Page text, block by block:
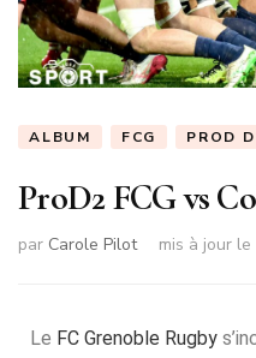
ALBUM FCG PROD
ProD2 FCG vs
par Carole Pilot mis à jour le
Le FC Grenoble Rugby